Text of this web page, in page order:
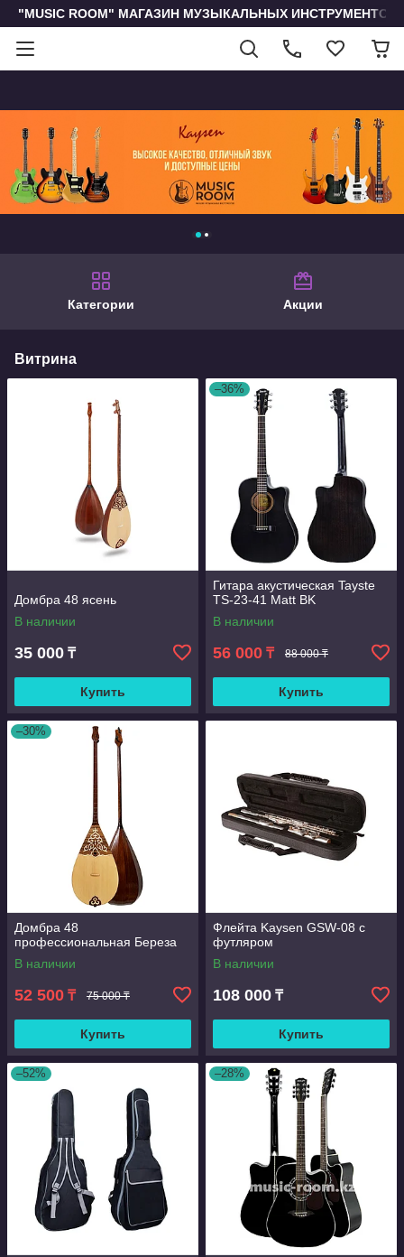
"MUSIC ROOM" МАГАЗИН МУЗЫКАЛЬНЫХ
Категории Акции
Витрина
Домбра 48 ясень
В наличии
35 000 ₸
Купить
–36%
Гитара акустическая Tayste
TS-23-41 Matt BK
В наличии
56 000 ₸ 88 000 ₸
Купить
–30%
Домбра 48
профессиональная Береза
В наличии
52 500 ₸ 75 000 ₸
Купить
Флейта Kaysen GSW-08 с
футляром
В наличии
108 000 ₸
Купить
–52% –28%